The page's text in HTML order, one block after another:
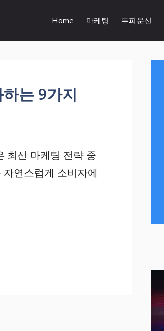
Home 마케팅 두피문신
는 9가지
최신 마케팅 전략 중
연스럽게 소비자에
색